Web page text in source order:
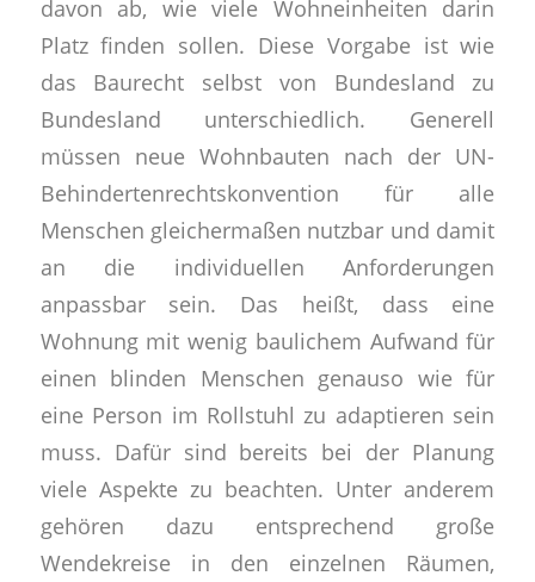
davon ab, wie viele Wohneinheiten darin
Platz finden sollen. Diese Vorgabe ist wie
das Baurecht selbst von Bundesland zu
Bundesland unterschiedlich. Generell
müssen neue Wohnbauten nach der UN-
Behindertenrechtskonvention für alle
Menschen gleichermaßen nutzbar und damit
an die individuellen Anforderungen
anpassbar sein. Das heißt, dass eine
Wohnung mit wenig baulichem Aufwand für
einen blinden Menschen genauso wie für
eine Person im Rollstuhl zu adaptieren sein
muss. Dafür sind bereits bei der Planung
viele Aspekte zu beachten. Unter anderem
gehören dazu entsprechend große
Wendekreise in den einzelnen Räumen,